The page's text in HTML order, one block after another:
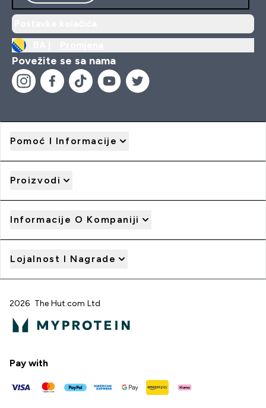
Povežite se sa nama
Pomoć I Informacije
Proizvodi
Informacije O Kompaniji
Lojalnost I Nagrade
2026 The Hut.com Ltd
Pay with